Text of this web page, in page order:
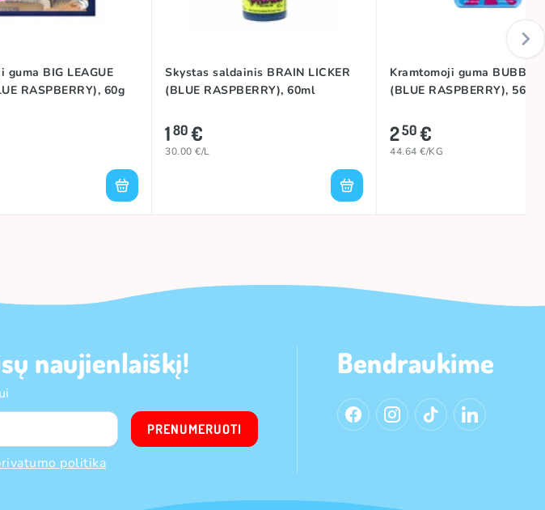
guma BIG LEAGUE
RASPBERRY), 60g
Skystas saldainis BRAIN LICKER
(BLUE RASPBERRY), 60ml
180€
30.00 €/L
Kramtomoji guma BUBBLE
(BLUE RASPBERRY), 56g
250€
44.64 €/KG
naujienlaiškį!
politika
PRENUMERUOTI
Bendraukime